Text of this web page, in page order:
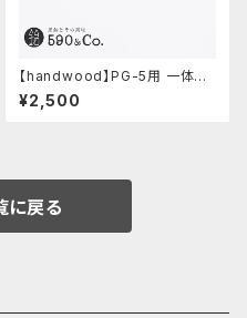
【handwood】PG-5用 一体型
ノック部カバー (グルーブ/ステン
レス)
¥2,500
に戻る